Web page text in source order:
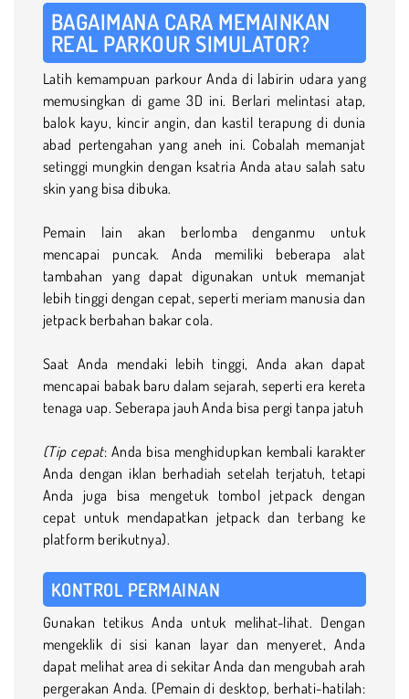
BAGAIMANA CARA MEMAINKAN
REAL PARKOUR SIMULATOR?
Latih kemampuan parkour Anda di labirin udara yang
memusingkan di game 3D ini. Berlari melintasi atap,
balok kayu, kincir angin, dan kastil terapung di dunia
abad pertengahan yang aneh ini. Cobalah memanjat
setinggi mungkin dengan ksatria Anda atau salah satu
skin yang bisa dibuka.
Pemain lain akan berlomba denganmu untuk
mencapai puncak. Anda memiliki beberapa alat
tambahan yang dapat digunakan untuk memanjat
lebih tinggi dengan cepat, seperti meriam manusia dan
jetpack berbahan bakar cola.
Saat Anda mendaki lebih tinggi, Anda akan dapat
mencapai babak baru dalam sejarah, seperti era kereta
tenaga uap. Seberapa jauh Anda bisa pergi tanpa jatuh
(Tip cepat: Anda bisa menghidupkan kembali karakter
Anda dengan iklan berhadiah setelah terjatuh, tetapi
Anda juga bisa mengetuk tombol jetpack dengan
cepat untuk mendapatkan jetpack dan terbang ke
platform berikutnya).
KONTROL PERMAINAN
Gunakan tetikus Anda untuk melihat-lihat. Dengan
mengeklik di sisi kanan layar dan menyeret, Anda
dapat melihat area di sekitar Anda dan mengubah arah
pergerakan Anda. (Pemain di desktop, berhati-hatilah: